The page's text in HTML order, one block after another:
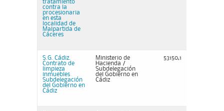
tratamiento
contra la
procesionaria
en esta
localidad de
Malpartida de
Cáceres
S.G. Cádiz.
Contrato de
limpieza
inmuebles
Subdelegación
del Gobierno en
Cádiz
Ministerio de
Hacienda /
Subdelegación
del Gobierno en
Cádiz
53150,1